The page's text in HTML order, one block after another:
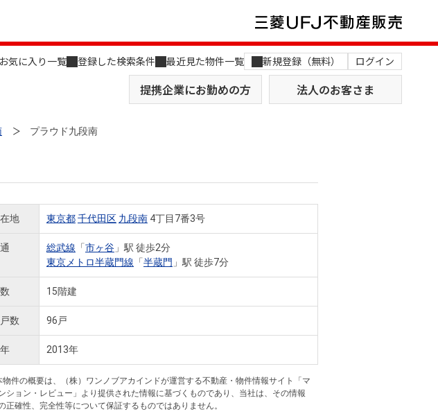
お気に入り一覧 登録した検索条件 最近見た物件一覧 新規登録（無料） ログイン
提携企業にお勤めの方 法人のお客さま
探す
住まい1プラス（お役立ちコラム）
住まい1プラス（お役立ちコラム）
店舗のご案内（関西）
MUFG Way
役員一覧
プラウド九段南
地 東京都千代田区 九段南 4丁目7番3号
総武線 「市ヶ谷 」駅 徒歩2分
東京メトロ半蔵門線 「半蔵門 」駅 徒歩7分
15階建
数 96戸
2013年
物件の概要は、（株）ワンノブアカインドが運営する不動産・物件情報サイト「マ
ション・レビュー」より提供された情報に基づくものであり、当社は、その情報
正確性、完全性等について保証するものではありません。